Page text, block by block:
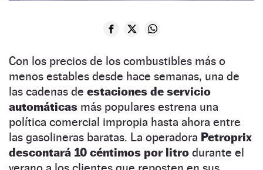
Con los precios de los combustibles más o
menos estables desde hace semanas, una de
las cadenas de estaciones de servicio
automáticas más populares estrena una
política comercial impropia hasta ahora entre
las gasolineras baratas. La operadora Petroprix
descontará 10 céntimos por litro durante el